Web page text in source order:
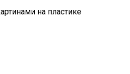
на пластике